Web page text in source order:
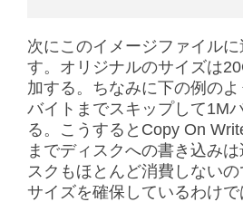
次にこのイメージファイル
す。オリジナルのサイズは
加する。ちなみに下の例の
バイトまでスキップして1M
る。こうするとCopy On
までディスクへの書き込み
スクもほとんど消費しない
サイズを確保しているわけ